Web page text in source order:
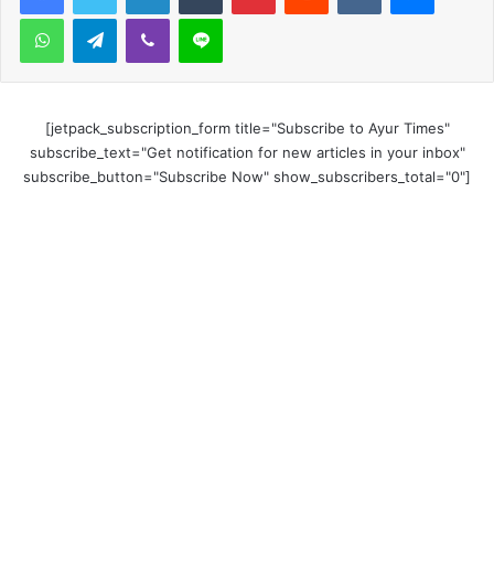
WhatsAppTelegramViber Line
[jetpack_subscription_form title="Subscribe to Ayur Times"
subscribe_text="Get notification for new articles in your inbox"
subscribe_button="Subscribe Now" show_subscribers_total="0"]